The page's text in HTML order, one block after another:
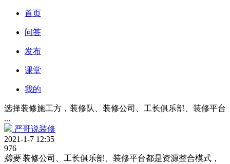
首页
问答
发布
课堂
我的
选择装修施工方，装修队、装修公司、工长俱乐部、装修平台
...
严哥说装修
2021-1-7 12:35
976
摘要装修公司、工长俱乐部、装修平台都是资源整合模式，